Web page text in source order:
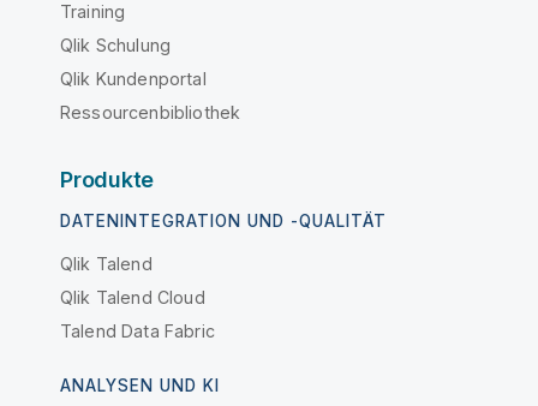
Training
Qlik Schulung
Qlik Kundenportal
Ressourcenbibliothek
Produkte
DATENINTEGRATION UND -QUALITÄT
Qlik Talend
Qlik Talend Cloud
Talend Data Fabric
ANALYSEN UND KI